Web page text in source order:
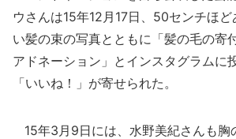
ウさんは15年12月17日、50センチほ
い髪の束の写真とともに「髪の毛の寄
アドネーション」とインスタグラムに
「いいね！」が寄せられた。
15年3月9日には、水野美紀さんも胸